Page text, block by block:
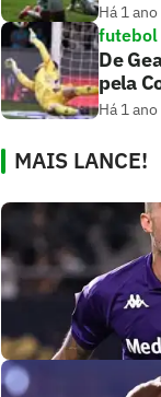
Há 1 ano
futebol
De
pela
Há 1 ano
MAIS LANCE!